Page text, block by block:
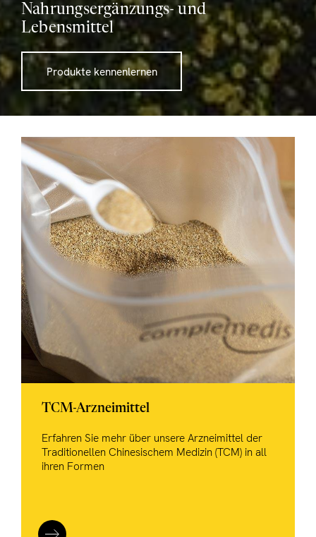
Nahrungsergänzungs- und
Lebensmittel
Produkte kennenlernen
TCM-Arzneimittel
Erfahren Sie mehr über unsere Arzneimittel der
Traditionellen Chinesischem Medizin (TCM) in all
ihren Formen